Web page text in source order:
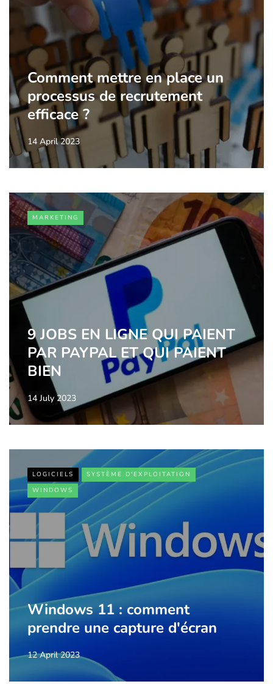
Comment mettre en place un
processus de recrutement
efficace ?
14 April 2023
MARKETING
9 JOBS EN LIGNE QUI PAIENT
PAR PAYPAL ET QUI PAIENT
BIEN
14 July 2023
LOGICIELS
SYSTÈME D'EXPLOITATION
WINDOWS
Windows 11 : comment
prendre une capture d'écran
12 April 2023